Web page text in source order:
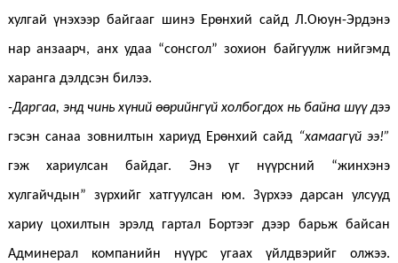
хулгай үнэхээр байгааг шинэ Ерөнхий сайд Л.Оюун-Эрдэнэ
нар анзаарч, анх удаа “сонсгол” зохион байгуулж нийгэмд
харанга дэлдсэн билээ.
-Даргаа, энд чинь хүний өөрийнгүй холбогдох нь байна шүү дээ
гэсэн санаа зовнилтын хариуд Ерөнхий сайд “хамаагүй ээ!”
гэж хариулсан байдаг. Энэ үг нүүрсний “жинхэнэ
хулгайчдын” зүрхийг хатгуулсан юм. Зүрхээ дарсан улсууд
хариу цохилтын эрэлд гартал Бортээг дээр барьж байсан
Админерал компанийн нүүрс угаах үйлдвэрийг олжээ.